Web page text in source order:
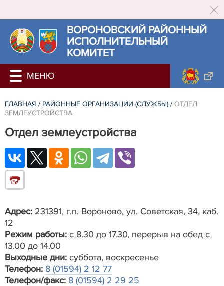
ВОРОНОВСКИЙ РАЙОННЫЙ
ИСПОЛНИТЕЛЬНЫЙ
КОМИТЕТ
ГЛАВНАЯ / РАЙОННЫЕ ОРГАНИЗАЦИИ (СЛУЖБЫ) / ОТДЕЛ
ЗЕМЛЕУСТРОЙСТВА
Отдел землеустройства
Адрес: 231391, г.п. Вороново, ул. Советская, 34, каб.
12
Режим работы: с 8.30 до 17.30, перерыв на обед с
13.00 до 14.00
Выходные дни: суббота, воскресенье
Телефон: 8 (01594) 2 12 77
Телефон/факс: 8 (01594) 2 29 25